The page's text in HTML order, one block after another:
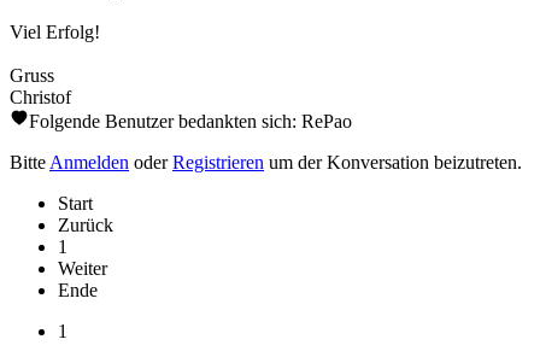
Viel Erfolg!
Gruss
Christof
Folgende Benutzer bedankten sich: RePao
Bitte Anmelden oderRegistrieren um der Konversation beizutreten.
Start
Zurück
1
Weiter
Ende
1